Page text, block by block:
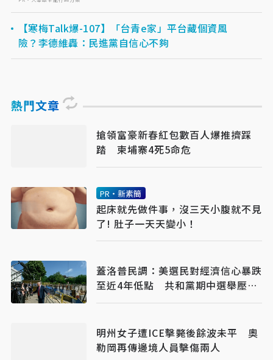
【寒梅Talk爆-107】「台青e家」平台藏個資風
險？李德維轟：民進黨自信心不夠
熱門文章
搶領富豪新春紅包數百人爆推擠踩
踏 柬埔寨4死5命危
PR・新素簡
起床就先做件事，沒三天小腹就不見
了! 肚子一天天變小！
蓋洛普民調：美選民對經濟信心暴跌
至近4年低點 共和黨期中選舉壓力
升高
明州女子遭ICE擊斃後餘波未平 奧
勒岡再傳邊境人員擊傷兩人